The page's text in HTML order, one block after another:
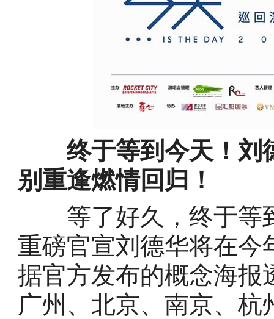
终于等到今天！刘
别重逢燃情回归！
等了好久，终于等
重磅官宣刘德华将在今
据官方发布的概念海报
广州、北京、南京、